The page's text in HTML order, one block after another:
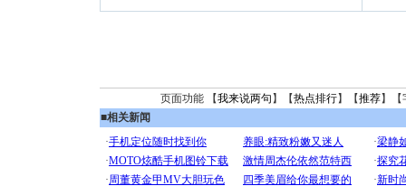
页面功能 【我来说两句 】【热点排行】【推荐】【
■相关新闻